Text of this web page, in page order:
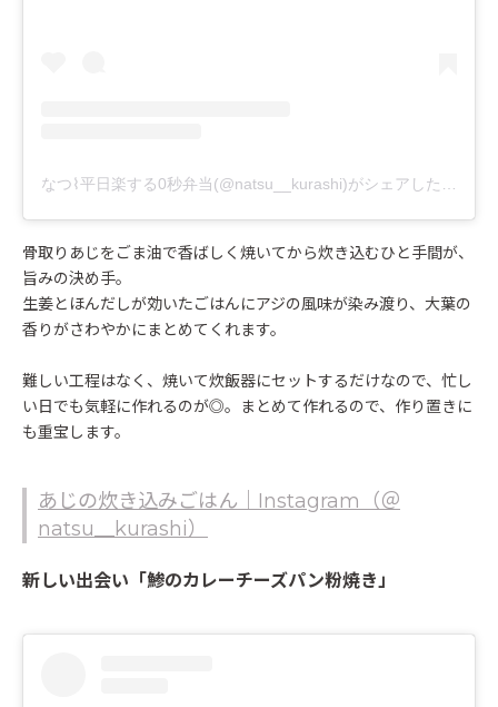
骨取りあじをごま油で香ばしく焼いてから炊き込むひと手間が、
旨みの決め手。
生姜とほんだしが効いたごはんにアジの風味が染み渡り、大葉の
香りがさわやかにまとめてくれます。
難しい工程はなく、焼いて炊飯器にセットするだけなので、忙し
い日でも気軽に作れるのが◎。まとめて作れるので、作り置きに
も重宝します。
あじの炊き込みごはん｜Instagram（＠
natsu__kurashi）
新しい出会い「鯵のカレーチーズパン粉焼き」